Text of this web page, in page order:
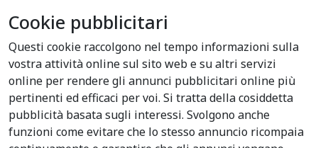
Cookie pubblicitari
Questi cookie raccolgono nel tempo informazioni sulla
vostra attività online sul sito web e su altri servizi
online per rendere gli annunci pubblicitari online più
pertinenti ed efficaci per voi. Si tratta della cosiddetta
pubblicità basata sugli interessi. Svolgono anche
funzioni come evitare che lo stesso annuncio ricompaia